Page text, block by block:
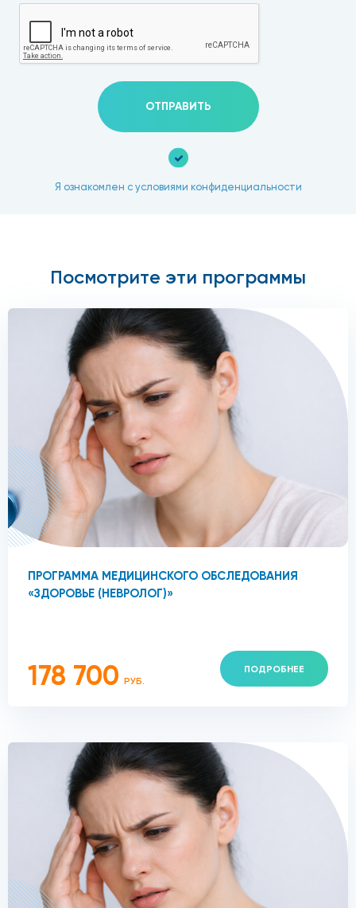
ОТПРАВИТЬ
Я ознакомлен с условиями конфиденциальности
Посмотрите эти программы
ПРОГРАММА МЕДИЦИНСКОГО ОБСЛЕДОВАНИЯ
«ЗДОРОВЬЕ (НЕВРОЛОГ)»
178 700 РУБ.
ПОДРОБНЕЕ